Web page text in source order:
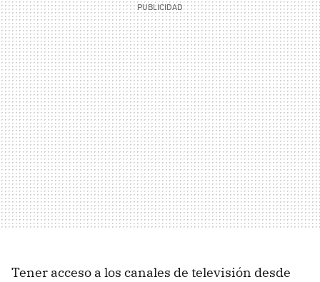
Tener acceso a los canales de televisión desde